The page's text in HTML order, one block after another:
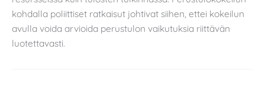
kohdalla poliittiset ratkaisut johtivat siihen, ettei kokeilun
avulla voida arvioida perustulon vaikutuksia riittävän
luotettavasti.